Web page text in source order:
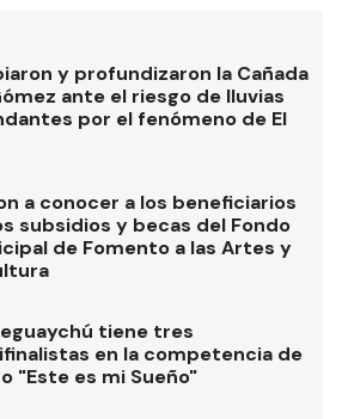
y profundizaron la Cañada
ante el riesgo de lluvias
por el fenómeno de El
a conocer a los beneficiarios
subsidios y becas del Fondo
de Fomento a las Artes y
tiene tres
en la competencia de
"Este es mi Sueño"